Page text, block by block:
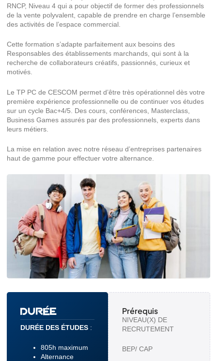
RNCP, Niveau 4 qui a pour objectif de former des professionnels
de la vente polyvalent, capable de prendre en charge l’ensemble
des activités de l’espace commercial.
Cette formation s’adapte parfaitement aux besoins des
Responsables des établissements marchands, qui sont à la
recherche de collaborateurs créatifs, passionnés, curieux et
motivés.
Le TP PC de CESCOM permet d’être très opérationnel dès votre
première expérience professionnelle ou de continuer vos études
sur un cycle Bac+4/5. Des cours, conférences, Masterclass,
Business Games assurés par des professionnels, experts dans
leurs métiers.
La mise en relation avec notre réseau d’entreprises partenaires
haut de gamme pour effectuer votre alternance.
DURÉE
DURÉE DES ÉTUDES :
805h maximum
Alternance
Prérequis
NIVEAU(X) DE
RECRUTEMENT
BEP/ CAP